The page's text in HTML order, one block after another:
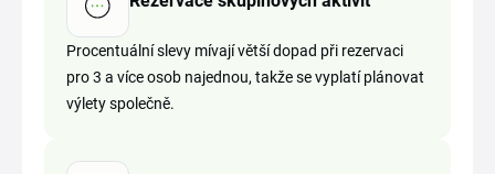
Procentuální slevy mívají větší dopad při rezervaci
pro 3 a více osob najednou, takže se vyplatí plánovat
výlety společně.